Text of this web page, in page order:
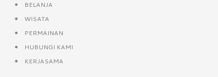
BELANJA
WISATA
PERMAINAN
HUBUNGI KAMI
KERJASAMA